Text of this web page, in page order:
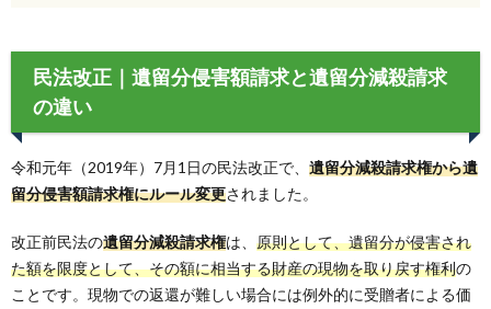
民法改正｜遺留分侵害額請求と遺留分減殺請求
の違い
令和元年（2019年）7月1日の民法改正で、 遺留分減殺請求権から遺
留分侵害額請求権にルール変更されました。
改正前民法の遺留分減殺請求権は、 原則として、遺留分が侵害され
た額を限度として、その額に相当する財産の現物を取り戻す権利の
ことです。現物での返還が難しい場合には例外的に受贈者による価